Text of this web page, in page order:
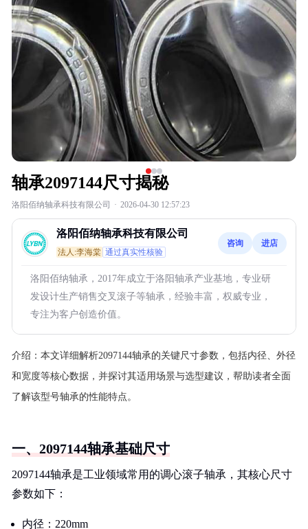
轴承2097144尺寸揭秘
洛阳佰纳轴承科技有限公司 · 2026-04-30 12:57:23
洛阳佰纳轴承科技有限公司
法人:李海棠 通过真实性核验
咨询 进店
洛阳佰纳轴承，2017年成立于洛阳轴承产业基地，专业研
发设计生产销售交叉滚子等轴承，经验丰富，权威专业，
专注为客户创造价值。
介绍： 本文详细解析2097144轴承的关键尺寸参数，包括内径、外径
和宽度等核心数据，并探讨其适用场景与选型建议，帮助读者全面
了解该型号轴承的性能特点。
一、2097144轴承基础尺寸
2097144轴承是工业领域常用的调心滚子轴承，其核心尺寸
参数如下：
内径：220mm